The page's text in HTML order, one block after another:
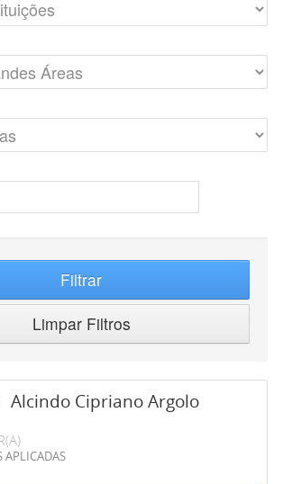
Filtrar
Limpar Filtros
Alcindo Cipriano Argolo
APLICADAS